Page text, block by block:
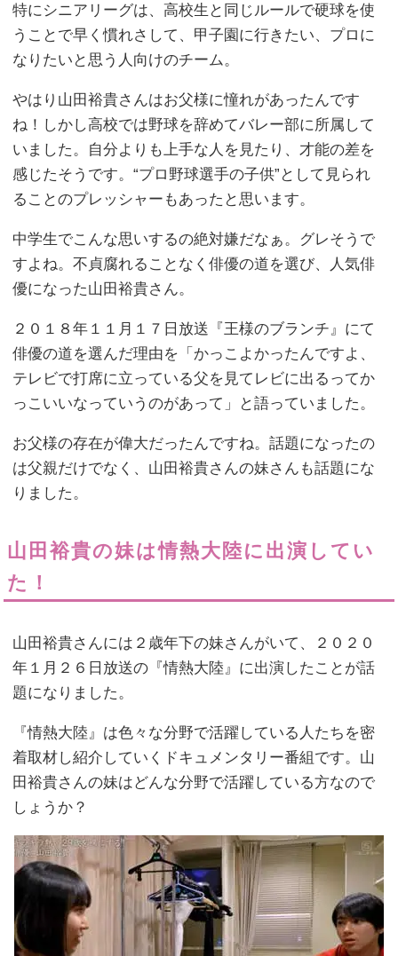
特にシニアリーグは、高校生と同じルールで硬球を使
うことで早く慣れさして、甲子園に行きたい、プロに
なりたいと思う人向けのチーム。
やはり山田裕貴さんはお父様に憧れがあったんです
ね！しかし高校では野球を辞めてバレー部に所属して
いました。自分よりも上手な人を見たり、才能の差を
感じたそうです。“プロ野球選手の子供”として見られ
ることのプレッシャーもあったと思います。
中学生でこんな思いするの絶対嫌だなぁ。グレそうで
すよね。不貞腐れることなく俳優の道を選び、人気俳
優になった山田裕貴さん。
２０１８年１１月１７日放送『王様のブランチ』にて
俳優の道を選んだ理由を「かっこよかったんですよ、
テレビで打席に立っている父を見てレビに出るってか
っこいいなっていうのがあって」と語っていました。
お父様の存在が偉大だったんですね。話題になったの
は父親だけでなく、山田裕貴さんの妹さんも話題にな
りました。
山田裕貴の妹は情熱大陸に出演してい
た！
山田裕貴さんには２歳年下の妹さんがいて、２０２０
年１月２６日放送の『情熱大陸』に出演したことが話
題になりました。
『情熱大陸』は色々な分野で活躍している人たちを密
着取材し紹介していくドキュメンタリー番組です。山
田裕貴さんの妹はどんな分野で活躍している方なので
しょうか？